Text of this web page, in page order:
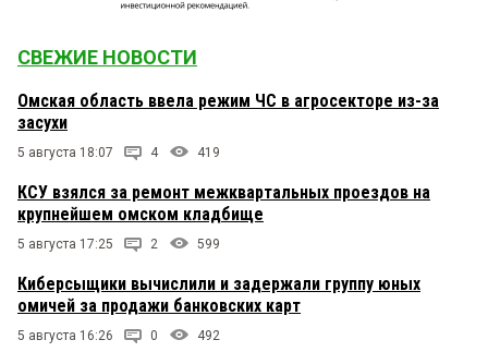
СВЕЖИЕ НОВОСТИ
Омская область ввела режим ЧС в агросекторе из-за
засухи
5 августа 18:07 4 419
КСУ взялся за ремонт межквартальных проездов на
крупнейшем омском кладбище
5 августа 17:25 2 599
Киберсыщики вычислили и задержали группу юных
омичей за продажи банковских карт
5 августа 16:26 0 492